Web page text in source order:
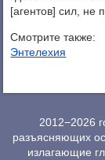
[агентов] сил, не
Смотрите также:
Энтелехия
2012−2026
разъясняющих
излагающие